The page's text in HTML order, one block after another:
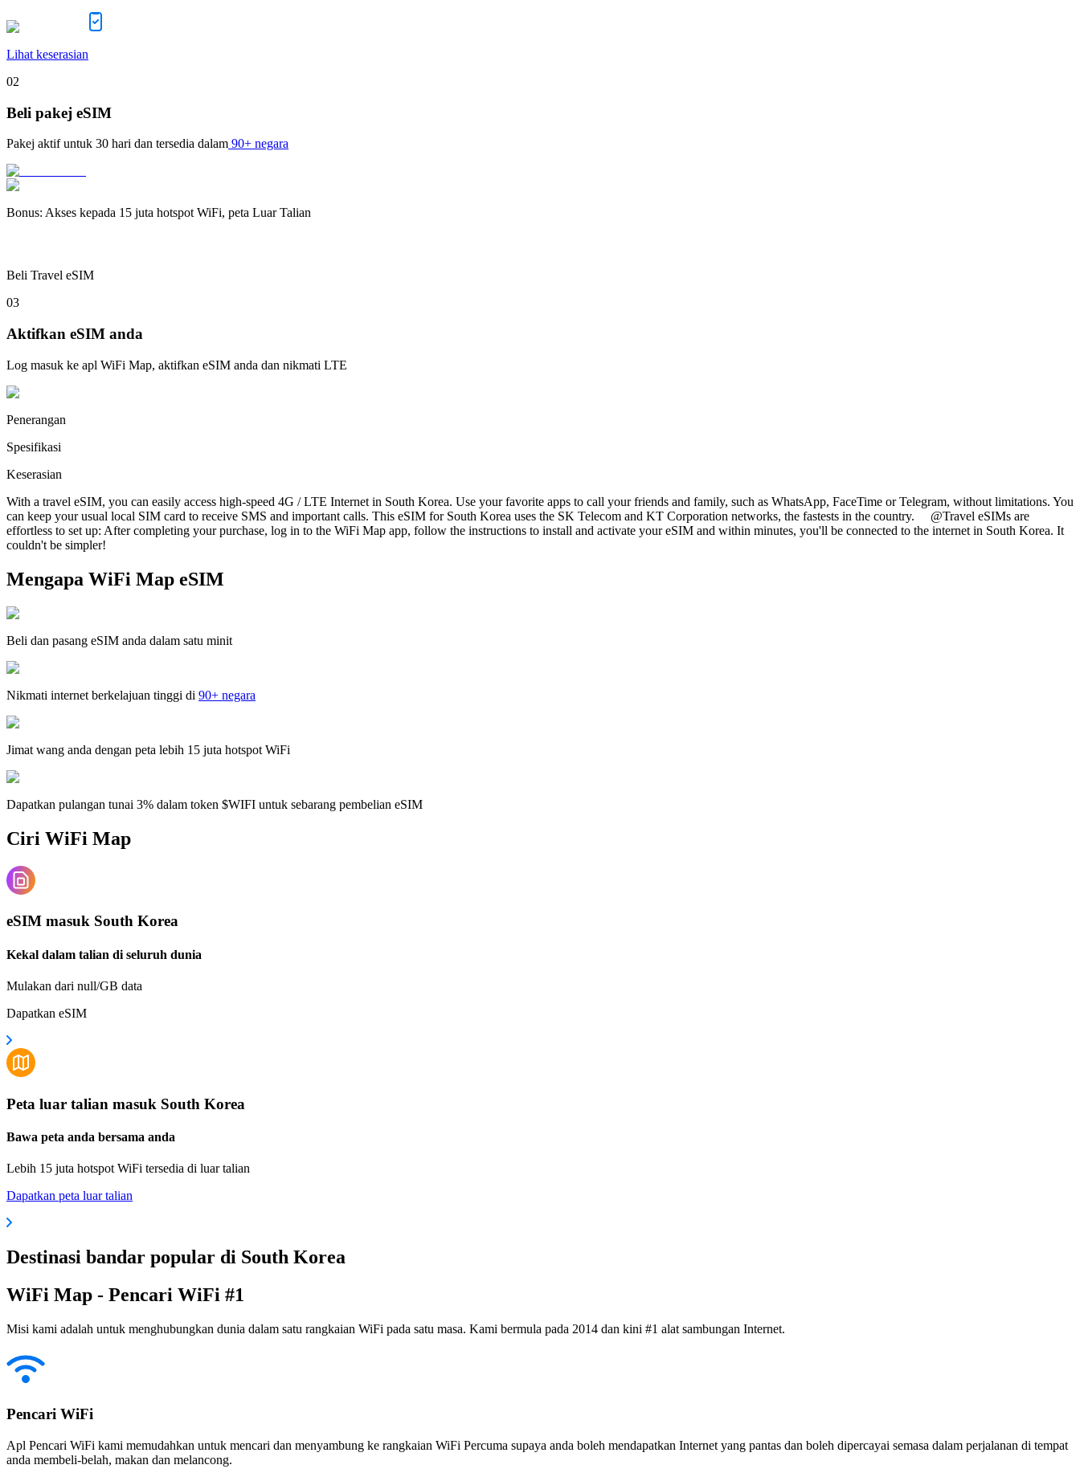
Lihat keserasian
02
Beli pakej eSIM
Pakej aktif untuk 30 hari dan tersedia dalam 90+ negara
Bonus: Akses kepada 15 juta hotspot WiFi, peta Luar Talian
Beli Travel eSIM
03
Aktifkan eSIM anda
Log masuk ke apl WiFi Map, aktifkan eSIM anda dan nikmati LTE
Penerangan
Spesifikasi
Keserasian
With a travel eSIM, you can easily access high-speed 4G / LTE Internet in South Korea. Use your favorite apps to call your friends and family, such as WhatsApp, FaceTime or Telegram, without limitations. You
can keep your usual local SIM card to receive SMS and important calls. This eSIM for South Korea uses the SK Telecom and KT Corporation networks, the fastests in the country. @Travel eSIMs are
effortless to set up: After completing your purchase, log in to the WiFi Map app, follow the instructions to install and activate your eSIM and within minutes, you'll be connected to the internet in South Korea. It
couldn't be simpler!
Mengapa WiFi Map eSIM
Beli dan pasang eSIM anda dalam satu minit
Nikmati internet berkelajuan tinggi di 90+ negara
Jimat wang anda dengan peta lebih 15 juta hotspot WiFi
Dapatkan pulangan tunai 3% dalam token $WIFI untuk sebarang pembelian eSIM
Ciri WiFi Map
eSIM masuk South Korea
Kekal dalam talian di seluruh dunia
Mulakan dari null/GB data
Dapatkan eSIM
Peta luar talian masuk South Korea
Bawa peta anda bersama anda
Lebih 15 juta hotspot WiFi tersedia di luar talian
Dapatkan peta luar talian
Destinasi bandar popular di South Korea
WiFi Map - Pencari WiFi #1
Misi kami adalah untuk menghubungkan dunia dalam satu rangkaian WiFi pada satu masa. Kami bermula pada 2014 dan kini #1 alat sambungan Internet.
Pencari WiFi
Apl Pencari WiFi kami memudahkan untuk mencari dan menyambung ke rangkaian WiFi Percuma supaya anda boleh mendapatkan Internet yang pantas dan boleh dipercayai semasa dalam perjalanan di tempat
anda membeli-belah, makan dan melancong.